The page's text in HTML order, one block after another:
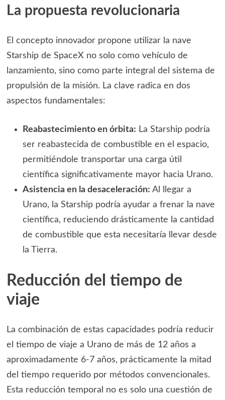
La propuesta revolucionaria
El concepto innovador propone utilizar la nave
Starship de SpaceX no solo como vehículo de
lanzamiento, sino como parte integral del sistema de
propulsión de la misión. La clave radica en dos
aspectos fundamentales:
Reabastecimiento en órbita: La Starship podría
ser reabastecida de combustible en el espacio,
permitiéndole transportar una carga útil
científica significativamente mayor hacia Urano.
Asistencia en la desaceleración: Al llegar a
Urano, la Starship podría ayudar a frenar la nave
científica, reduciendo drásticamente la cantidad
de combustible que esta necesitaría llevar desde
la Tierra.
Reducción del tiempo de
viaje
La combinación de estas capacidades podría reducir
el tiempo de viaje a Urano de más de 12 años a
aproximadamente 6-7 años, prácticamente la mitad
del tiempo requerido por métodos convencionales.
Esta reducción temporal no es solo una cuestión de